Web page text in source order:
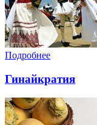
Подробнее
Гинайкратия